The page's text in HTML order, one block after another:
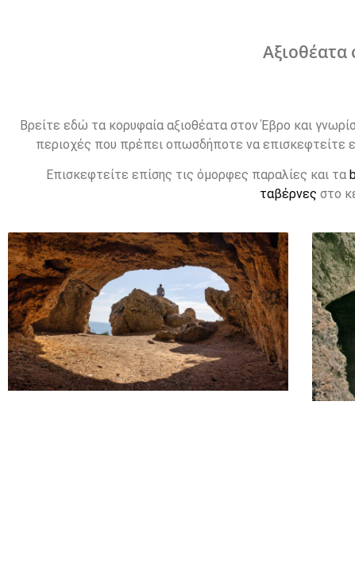
Βρείτε εδώ τα κορυφαία αξιοθέατα στον Έβρο και
περιοχές που πρέπει οπωσδήποτε να επισκεφτείτε
Επισκεφτείτε επίσης τις όμορφες παραλίες και τα
ταβέρνες στο